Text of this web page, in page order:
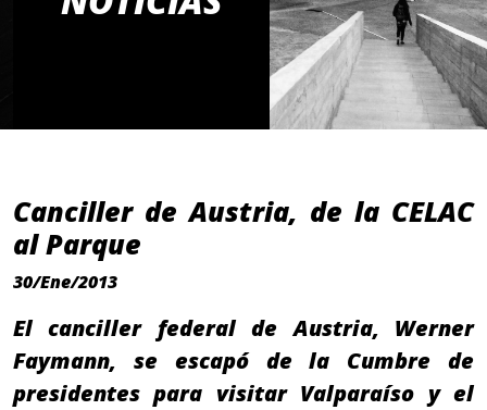
Canciller de Austria, de la CELAC
al Parque
30/Ene/2013
El canciller federal de Austria, Werner
Faymann, se escapó de la Cumbre de
presidentes para visitar Valparaíso y el